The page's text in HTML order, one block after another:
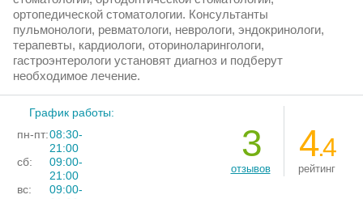
ортопедической стоматологии. Консультанты
пульмонологи, ревматологи, неврологи, эндокринологи,
терапевты, кардиологи, оториноларингологи,
гастроэнтерологи установят диагноз и подберут
необходимое лечение.
График работы:
пн-пт:08:30-
21:00
сб:
09:00-
21:00
вс:
09:00-
3
отзывов
4.4
рейтинг